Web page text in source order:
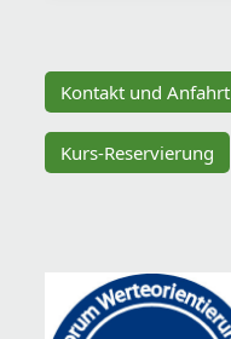
Kontakt und Anfahrt
Kurs-Reservierung